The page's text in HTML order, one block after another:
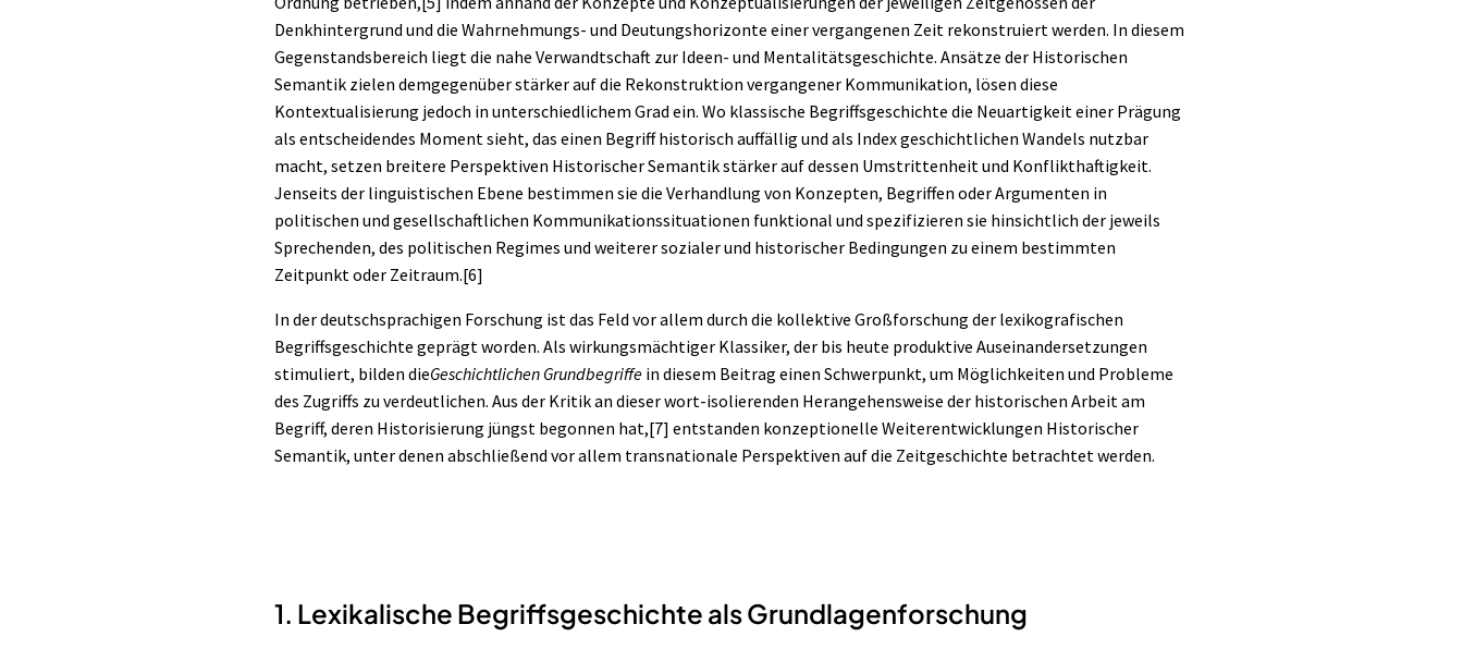
Denkhintergrund und die Wahrnehmungs- und Deutungshorizonte einer vergangenen Zeit rekonstruiert werden. In diesem
Gegenstandsbereich liegt die nahe Verwandtschaft zur Ideen- und Mentalitätsgeschichte. Ansätze der Historischen
Semantik zielen demgegenüber stärker auf die Rekonstruktion vergangener Kommunikation, lösen diese
Kontextualisierung jedoch in unterschiedlichem Grad ein. Wo klassische Begriffsgeschichte die Neuartigkeit einer Prägung
als entscheidendes Moment sieht, das einen Begriff historisch auffällig und als Index geschichtlichen Wandels nutzbar
macht, setzen breitere Perspektiven Historischer Semantik stärker auf dessen Umstrittenheit und Konflikthaftigkeit.
Jenseits der linguistischen Ebene bestimmen sie die Verhandlung von Konzepten, Begriffen oder Argumenten in
politischen und gesellschaftlichen Kommunikationssituationen funktional und spezifizieren sie hinsichtlich der jeweils
Sprechenden, des politischen Regimes und weiterer sozialer und historischer Bedingungen zu einem bestimmten
Zeitpunkt oder Zeitraum.[6]
In der deutschsprachigen Forschung ist das Feld vor allem durch die kollektive Großforschung der lexikografischen
Begriffsgeschichte geprägt worden. Als wirkungsmächtiger Klassiker, der bis heute produktive Auseinandersetzungen
stimuliert, bilden dieGeschichtlichen Grundbegriffe in diesem Beitrag einen Schwerpunkt, um Möglichkeiten und Probleme
des Zugriffs zu verdeutlichen. Aus der Kritik an dieser wort-isolierenden Herangehensweise der historischen Arbeit am
Begriff, deren Historisierung jüngst begonnen hat,[7] entstanden konzeptionelle Weiterentwicklungen Historischer
Semantik, unter denen abschließend vor allem transnationale Perspektiven auf die Zeitgeschichte betrachtet werden.
1. Lexikalische Begriffsgeschichte als Grundlagenforschung